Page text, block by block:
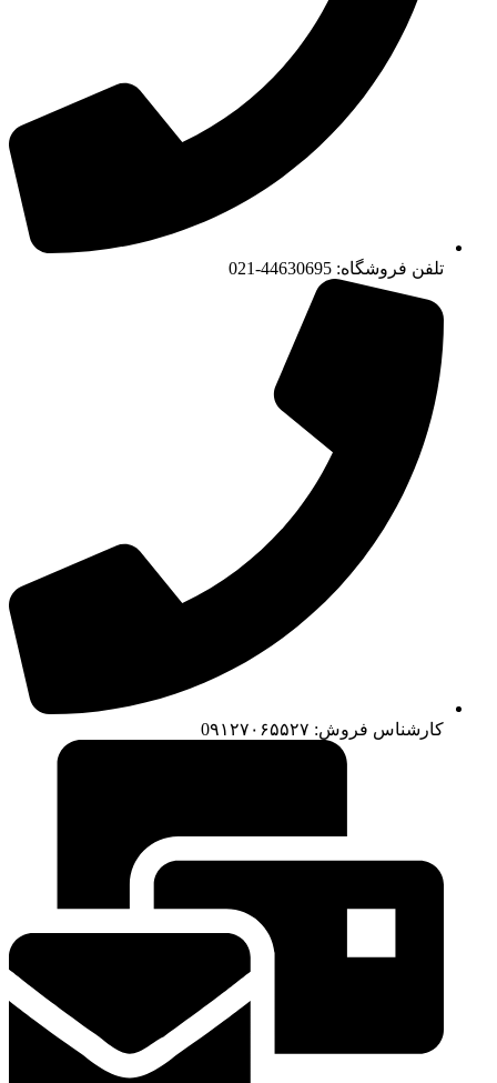
تلفن فروشگاه: 44630695-021
کارشناس فروش: 0۹۱۲۷۰۶۵۵۲۷